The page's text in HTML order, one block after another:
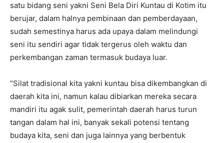
satu bidang seni yakni Seni Bela Diri Kuntau di Kotim itu
berujar, dalam halnya pembinaan dan pemberdayaan,
sudah semestinya harus ada upaya dalam melindungi
seni itu sendiri agar tidak tergerus oleh waktu dan
perkembangan zaman termasuk budaya luar.
“Silat tradisional kita yakni kuntau bisa dikembangkan di
daerah kita ini, namun kalau dibiarkan mereka secara
mandiri itu agak sulit, pemerintah daerah harus turun
tangan dalam hal ini, banyak sekali potensi tentang
budaya kita, seni dan juga lainnya yang berbentuk